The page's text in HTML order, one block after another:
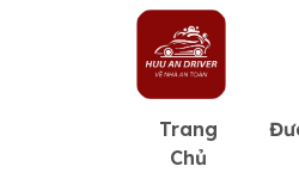
Trang
Chủ